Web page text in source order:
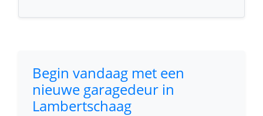
Begin vandaag met een
nieuwe garagedeur in
Lambertschaag